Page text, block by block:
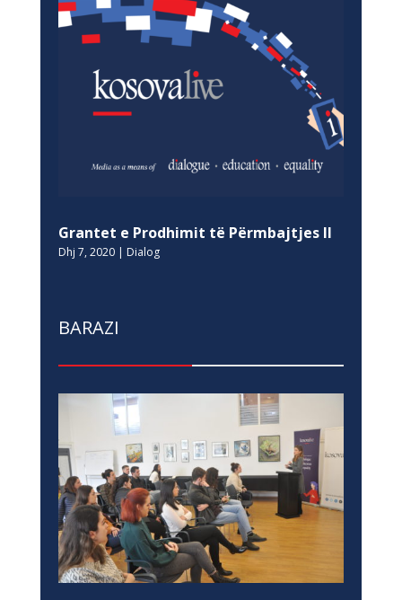
Grantet e Prodhimit të Përmbajtjes II
Dhj 7, 2020| Dialog
BARAZI